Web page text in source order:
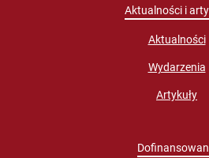
Aktualności i
Aktualności
Wydarzenia
Artykuły